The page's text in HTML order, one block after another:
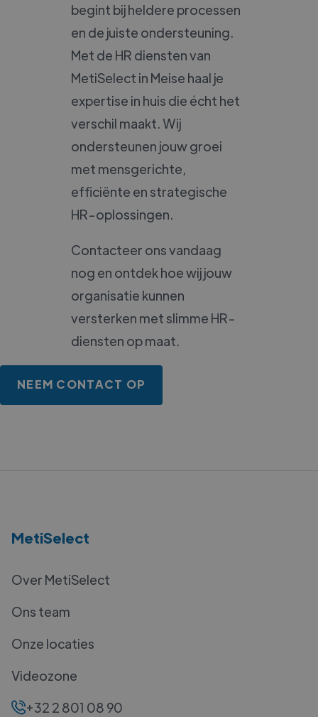
begint bij heldere processen
en de juiste ondersteuning.
Met de HR diensten van
MetiSelect in Meise haal je
expertise in huis die écht het
verschil maakt. Wij
ondersteunen jouw groei
met mensgerichte,
efficiënte en strategische
HR-oplossingen.
Contacteer ons vandaag
nog en ontdek hoe wij jouw
organisatie kunnen
versterken met slimme HR-
diensten op maat.
NEEM CONTACT OP
MetiSelect
Over MetiSelect
Ons team
Onze locaties
Videozone
+32 2 801 08 90